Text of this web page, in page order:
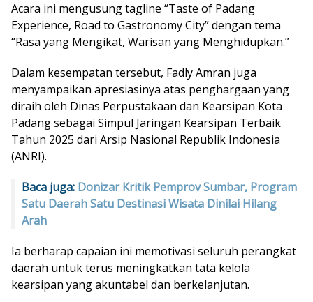
Acara ini mengusung tagline “Taste of Padang
Experience, Road to Gastronomy City” dengan tema
“Rasa yang Mengikat, Warisan yang Menghidupkan.”
Dalam kesempatan tersebut, Fadly Amran juga
menyampaikan apresiasinya atas penghargaan yang
diraih oleh Dinas Perpustakaan dan Kearsipan Kota
Padang sebagai Simpul Jaringan Kearsipan Terbaik
Tahun 2025 dari Arsip Nasional Republik Indonesia
(ANRI).
Baca juga: Donizar Kritik Pemprov Sumbar, Program
Satu Daerah Satu Destinasi Wisata Dinilai Hilang
Arah
Ia berharap capaian ini memotivasi seluruh perangkat
daerah untuk terus meningkatkan tata kelola
kearsipan yang akuntabel dan berkelanjutan.